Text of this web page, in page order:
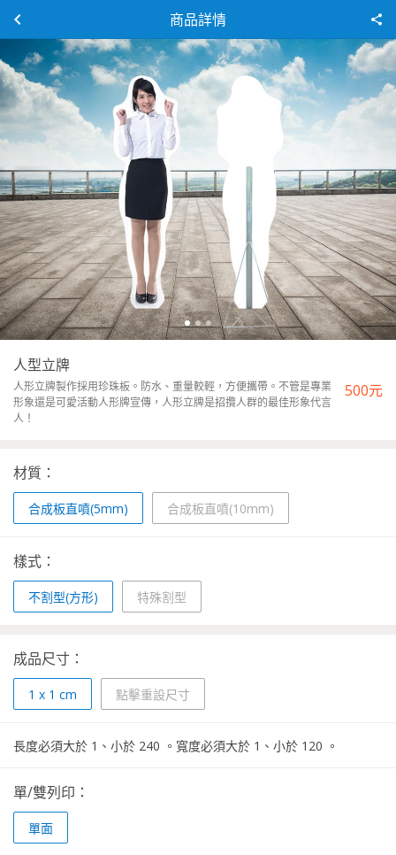
商品詳情
人型立牌
人形立牌製作採用珍珠板。防水、重量較輕，方便攜帶。不管是專業
形象還是可愛活動人形牌宣傳，人形立牌是招攬人群的最佳形象代言
人！
500元
材質：
合成板直噴(5mm) 合成板直噴(10mm)
樣式：
不割型(方形) 特殊割型
成品尺寸：
1 x 1 cm 點擊重設尺寸
長度必須大於 1 、小於 240 。 寬度必須大於 1 、小於 120 。
單/雙列印：
單面